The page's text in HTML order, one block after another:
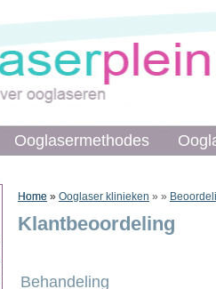
Ooglasermethodes
Home »
Ooglasermethodes
Home » Ooglaser klinieken » »
Klantbeoordeling
Behandeling